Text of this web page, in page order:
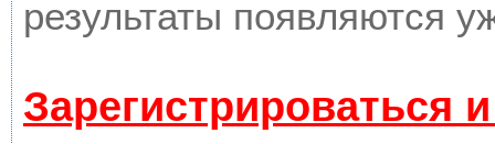
результаты появляются
Зарегистрироваться